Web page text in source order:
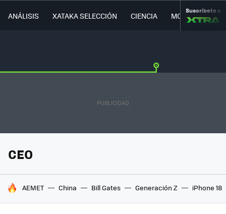
ANÁLISIS XATAKA SELECCIÓN CIENCIA MOVILIDAD
Suscríbete a
CEO
HOY SE HABLA DE
AEMET China Bill Gates Generación Z iPhone 18